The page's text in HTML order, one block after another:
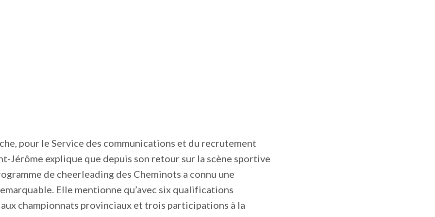
pour le Service des communications et du recrutement
Jérôme explique que depuis son retour sur la scène sportive
de cheerleading des Cheminots a connu une
Elle mentionne qu’avec six qualifications
championnats provinciaux et trois participations à la